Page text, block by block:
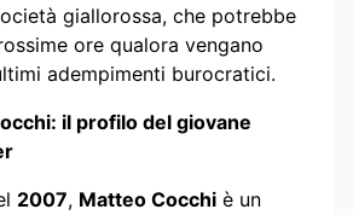
giallorossa, che potrebbe
ore qualora vengano
adempimenti burocratici.
il profilo del giovane
2007, Matteo Cocchi è un